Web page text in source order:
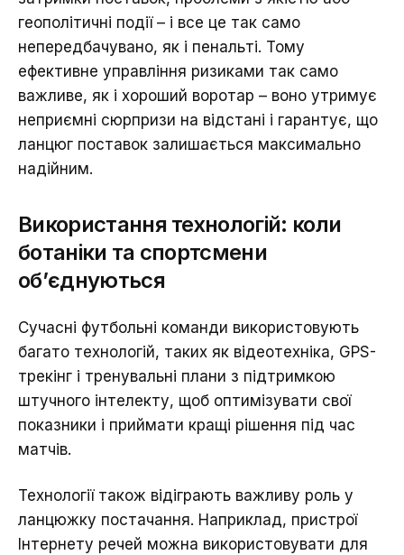
геополітичні події – і все це так само
непередбачувано, як і пенальті. Тому
ефективне управління ризиками так само
важливе, як і хороший воротар – воно утримує
неприємні сюрпризи на відстані і гарантує, що
ланцюг поставок залишається максимально
надійним.
Використання технологій: коли
ботаніки та спортсмени
об’єднуються
Сучасні футбольні команди використовують
багато технологій, таких як відеотехніка, GPS-
трекінг і тренувальні плани з підтримкою
штучного інтелекту, щоб оптимізувати свої
показники і приймати кращі рішення під час
матчів.
Технології також відіграють важливу роль у
ланцюжку постачання. Наприклад, пристрої
Інтернету речей можна використовувати для